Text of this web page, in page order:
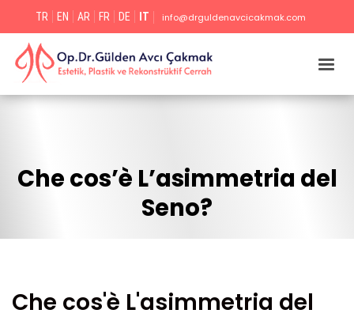
TR EN AR FR DE IT info@drguldenavcicakmak.com
Che cos’è L’asimmetria del
Seno?
Che cos'è L'asimmetria del